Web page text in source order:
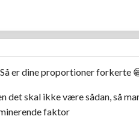
Så er dine proportioner forkerte
det skal ikke være sådan, så
faktor